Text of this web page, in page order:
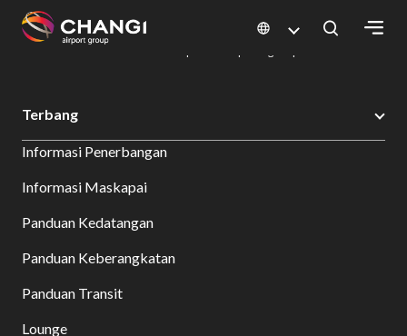
All
Sites:
Select:
Changi Airport
Bersantap dan Belanja
Terbang
Informasi Penerbangan
Informasi Maskapai
Panduan Kedatangan
Panduan Keberangkatan
Panduan Transit
Lounge